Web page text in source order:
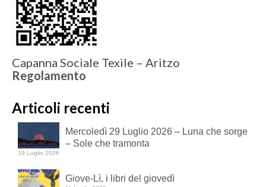
Capanna Sociale Texile – Aritzo
Regolamento
Articoli recenti
Mercoledì 29 Luglio 2026 – Luna che sorge
– Sole che tramonta
19 Luglio 2026
Giove-Lì, i libri del giovedì